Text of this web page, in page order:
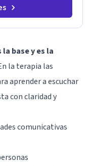
base y es la
la terapia las
aprender a escuchar
con claridad y
comunicativas